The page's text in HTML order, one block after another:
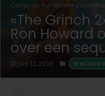
Carrey en Ron Howard
«The Grinch
Ron Howard
over een
juni 22, 2026 We Love